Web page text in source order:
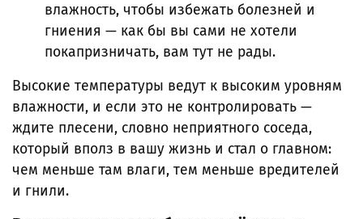
влажность, чтобы избежать болезней и
гниения — как бы вы сами не хотели
покапризничать, вам тут не рады.
Высокие температуры ведут к высоким уровням
влажности, и если это не контролировать —
ждите плесени, словно неприятного соседа,
который вполз в вашу жизнь и стал о главном:
чем меньше там влаги, тем меньше вредителей
и гнили.